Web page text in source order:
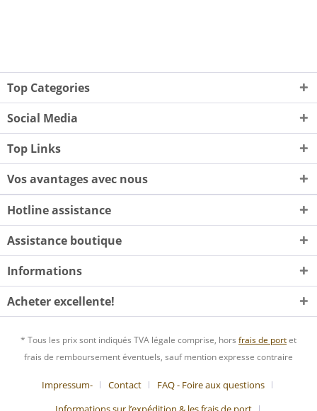
Top Categories
Social Media
Top Links
Vos avantages avec nous
Hotline assistance
Assistance boutique
Informations
Acheter excellente!
* Tous les prix sont indiqués TVA légale comprise, hors frais de portet
frais de remboursement éventuels, sauf mention expresse contraire
Impressum- Contact
FAQ - Foire aux questions